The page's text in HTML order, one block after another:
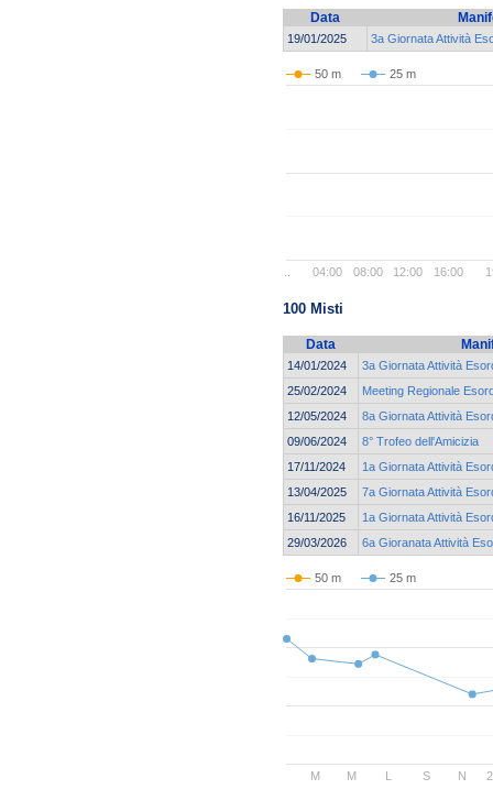
Data
19/01/2025 3a Giornata Attività
50 m 25 m
04:00 08:00 12:00 16:00
100 Misti
Data
14/01/2024
3a Giornata Attività
25/02/2024
Meeting Regionale
12/05/2024
8a Giornata Attività
09/06/2024
8° Trofeo dell'Amicizia
17/11/2024
1a Giornata Attività
13/04/2025
7a Giornata Attività
16/11/2025
1a Giornata Attività
29/03/2026
6a Gioranata Attività
50 m 25 m
M M L S N